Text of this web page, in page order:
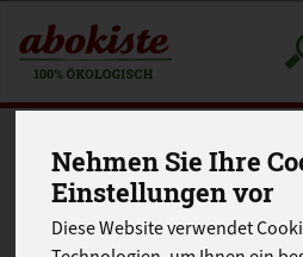
Nehmen Sie Ihre
Einstellungen vor
Diese Website verwendet